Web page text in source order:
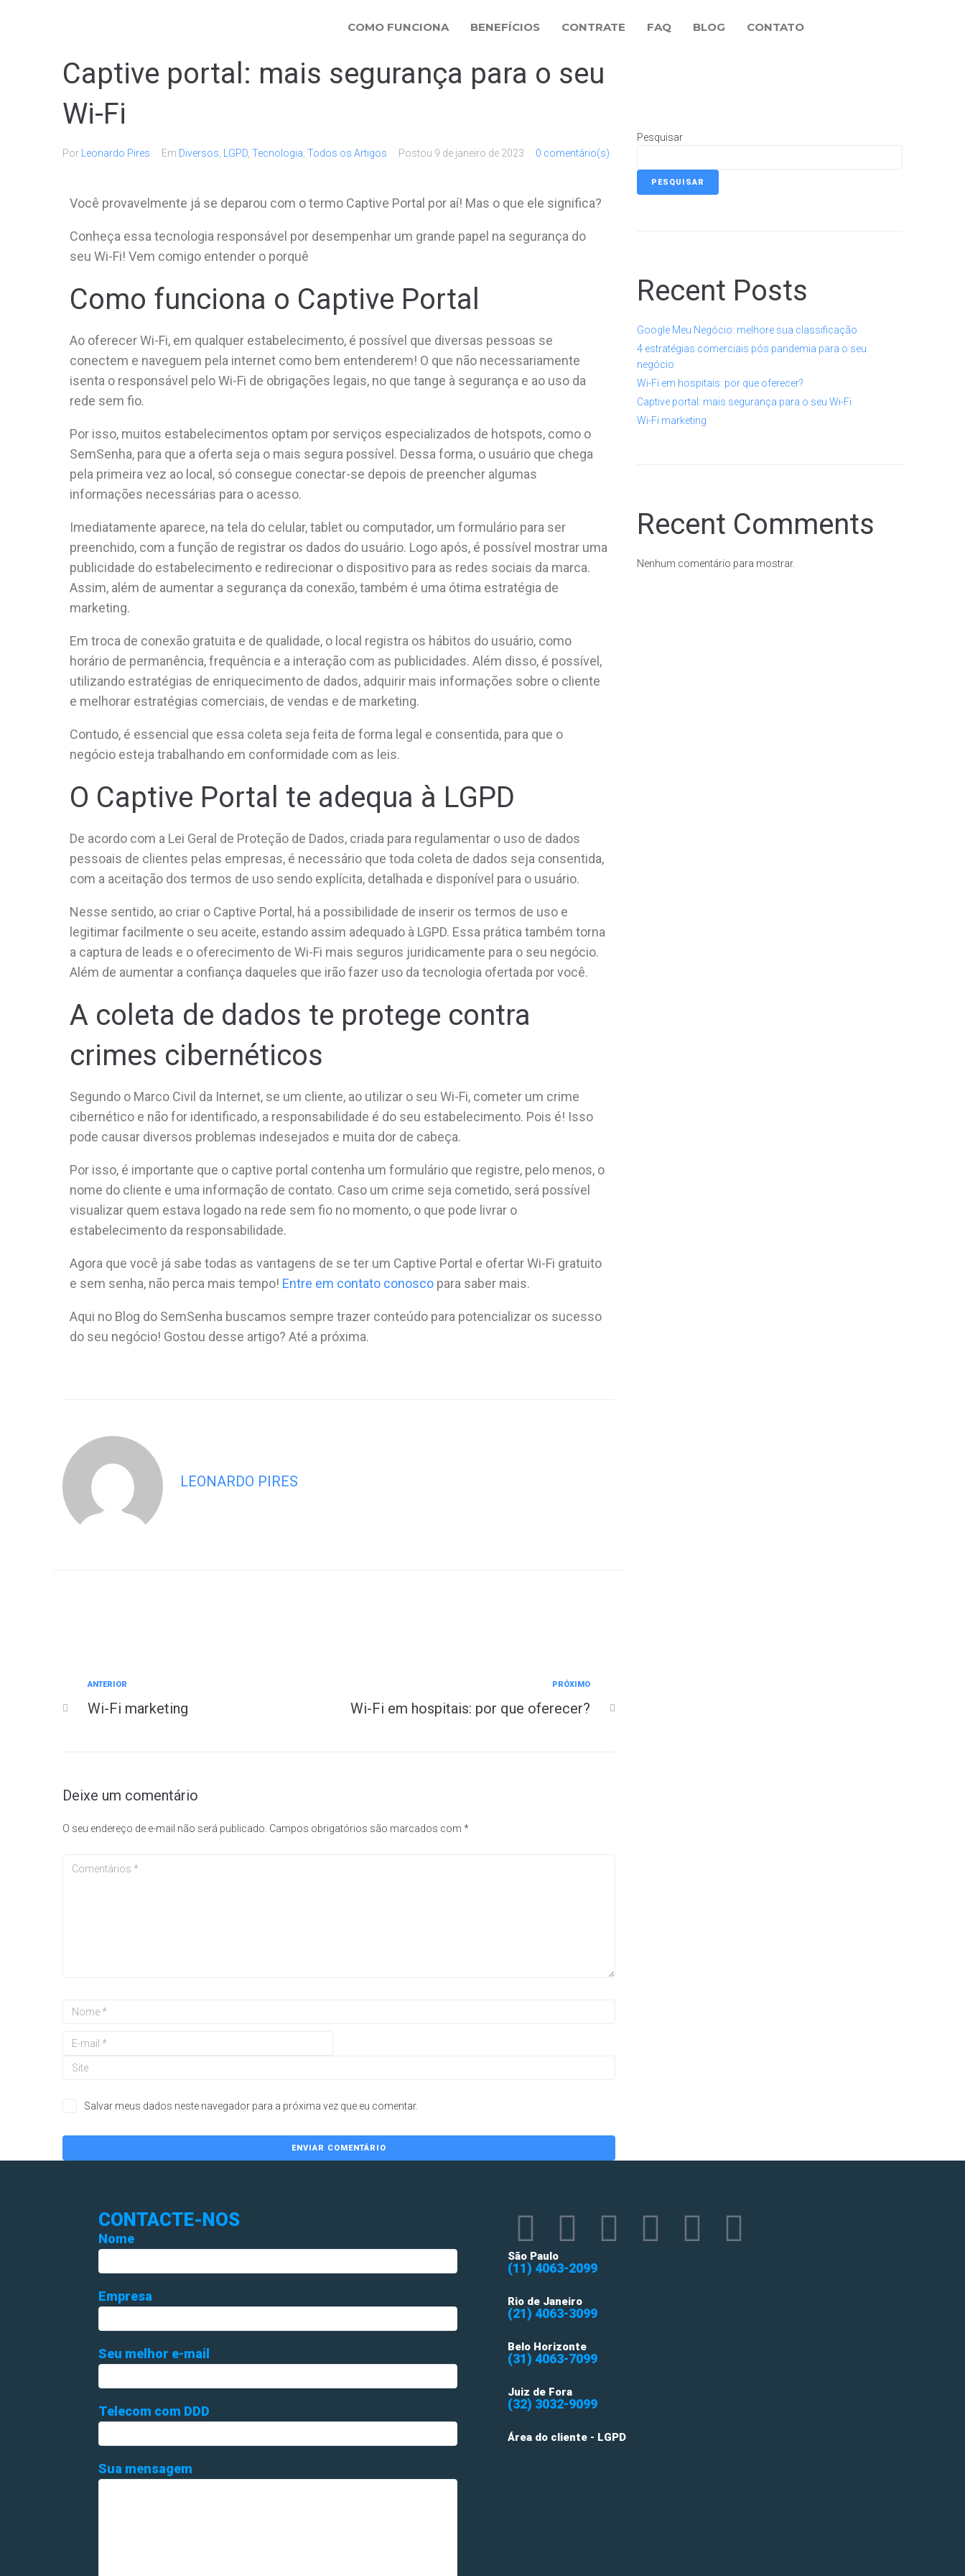
COMO FUNCIONA BENEFÍCIOS CONTRATE FAQ BLOG CONTATO
Captive portal: mais segurança para o seu
Wi-Fi
Por Leonardo Pires Em Diversos LGPD Tecnologia Todos os Artigos Postou 9 de janeiro de 2023 0 comentário(s)
Você provavelmente já se deparou com o termo Captive Portal por aí! Mas o que ele significa?
Conheça essa tecnologia responsável por desempenhar um grande papel na segurança do
seu Wi-Fi! Vem comigo entender o porquê
Como funciona o Captive Portal
Ao oferecer Wi-Fi, em qualquer estabelecimento, é possível que diversas pessoas se
conectem e naveguem pela internet como bem entenderem! O que não necessariamente
isenta o responsável pelo Wi-Fi de obrigações legais, no que tange à segurança e ao uso da
rede sem fio.
Por isso, muitos estabelecimentos optam por serviços especializados de hotspots, como o
SemSenha, para que a oferta seja o mais segura possível. Dessa forma, o usuário que chega
pela primeira vez ao local, só consegue conectar-se depois de preencher algumas
informações necessárias para o acesso.
Imediatamente aparece, na tela do celular, tablet ou computador, um formulário para ser
preenchido, com a função de registrar os dados do usuário. Logo após, é possível mostrar uma
publicidade do estabelecimento e redirecionar o dispositivo para as redes sociais da marca.
Assim, além de aumentar a segurança da conexão, também é uma ótima estratégia de
marketing.
Em troca de conexão gratuita e de qualidade, o local registra os hábitos do usuário, como
horário de permanência, frequência e a interação com as publicidades. Além disso, é possível,
utilizando estratégias de enriquecimento de dados, adquirir mais informações sobre o cliente
e melhorar estratégias comerciais, de vendas e de marketing.
Contudo, é essencial que essa coleta seja feita de forma legal e consentida, para que o
negócio esteja trabalhando em conformidade com as leis.
O Captive Portal te adequa à LGPD
De acordo com a Lei Geral de Proteção de Dados, criada para regulamentar o uso de dados
pessoais de clientes pelas empresas, é necessário que toda coleta de dados seja consentida,
com a aceitação dos termos de uso sendo explícita, detalhada e disponível para o usuário.
Nesse sentido, ao criar o Captive Portal, há a possibilidade de inserir os termos de uso e
legitimar facilmente o seu aceite, estando assim adequado à LGPD. Essa prática também torna
a captura de leads e o oferecimento de Wi-Fi mais seguros juridicamente para o seu negócio.
Além de aumentar a confiança daqueles que irão fazer uso da tecnologia ofertada por você.
A coleta de dados te protege contra
crimes cibernéticos
Segundo o Marco Civil da Internet, se um cliente, ao utilizar o seu Wi-Fi, cometer um crime
cibernético e não for identificado, a responsabilidade é do seu estabelecimento. Pois é! Isso
pode causar diversos problemas indesejados e muita dor de cabeça.
Por isso, é importante que o captive portal contenha um formulário que registre, pelo menos, o
nome do cliente e uma informação de contato. Caso um crime seja cometido, será possível
visualizar quem estava logado na rede sem fio no momento, o que pode livrar o
estabelecimento da responsabilidade.
Agora que você já sabe todas as vantagens de se ter um Captive Portal e ofertar Wi-Fi gratuito
e sem senha, não perca mais tempo! Entre em contato conosco para saber mais.
Aqui no Blog do SemSenha buscamos sempre trazer conteúdo para potencializar os sucesso
do seu negócio! Gostou desse artigo? Até a próxima.
LEONARDO PIRES
ANTERIOR
Wi-Fi marketing
PRÓXIMO
Wi-Fi em hospitais: por que oferecer?
Deixe um comentário
O seu endereço de e-mail não será publicado. Campos obrigatórios são marcados com *
Salvar meus dados neste navegador para a próxima vez que eu comentar.
Pesquisar
PESQUISAR
Recent Posts
Google Meu Negócio: melhore sua classificação
4 estratégias comerciais pós pandemia para o seu
negócio
Wi-Fi em hospitais: por que oferecer?
Captive portal: mais segurança para o seu Wi-Fi
Wi-Fi marketing
Recent Comments
Nenhum comentário para mostrar.
CONTACTE-NOS
Nome
Empresa
Seu melhor e-mail
Telecom com DDD
Sua mensagem
São Paulo
(11) 4063-2099
Rio de Janeiro
(21) 4063-3099
Belo Horizonte
(31) 4063-7099
Juiz de Fora
(32) 3032-9099
Área do cliente - LGPD